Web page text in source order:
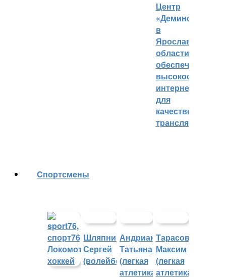
Центр
«Демино»
в
Ярославской
области
обеспечивают
интернетом
для
качественных
трансляций
Cпортсмены
Шляпников
Сергей
(волейбол)
Андрианова
Татьяна
(легкая
атлетика)
Тарасов
Максим
(легкая
атлетика)